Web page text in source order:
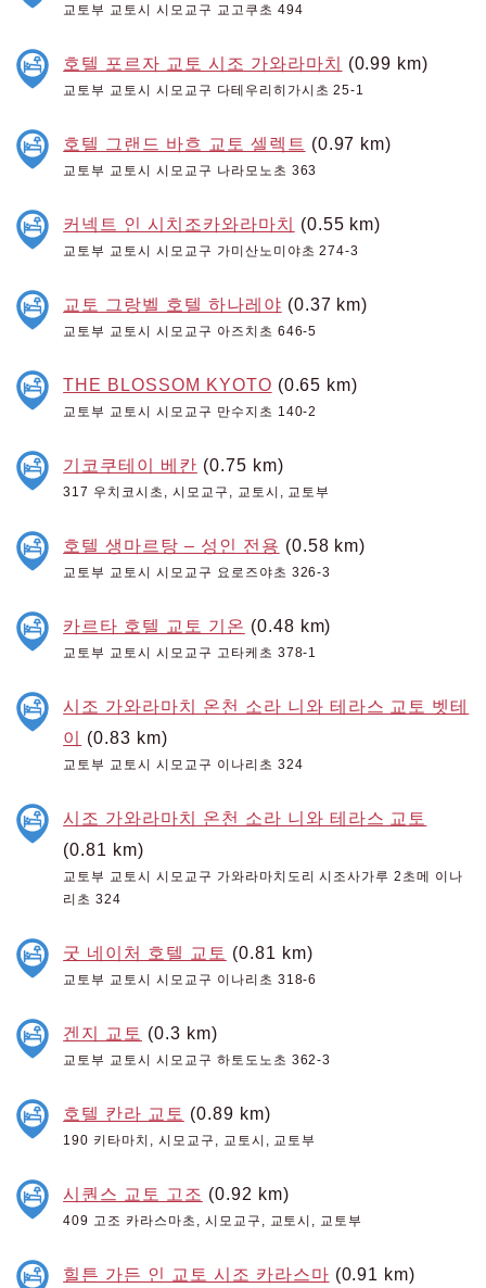
교토부 교토시 시모교구 교고쿠초 494
호텔 포르자 교토 시조 가와라마치 (0.99 km)
교토부 교토시 시모교구 다테우리히가시초 25-1
호텔 그랜드 바흐 교토 셀렉트 (0.97 km)
교토부 교토시 시모교구 나라모노초 363
커넥트 인 시치조카와라마치 (0.55 km)
교토부 교토시 시모교구 가미산노미야초 274-3
교토 그랑벨 호텔 하나레야 (0.37 km)
교토부 교토시 시모교구 아즈치초 646-5
THE BLOSSOM KYOTO (0.65 km)
교토부 교토시 시모교구 만수지초 140-2
기코쿠테이 베칸 (0.75 km)
317 우치코시초, 시모교구, 교토시, 교토부
호텔 생마르탕 – 성인 전용 (0.58 km)
교토부 교토시 시모교구 요로즈야초 326-3
카르타 호텔 교토 기온 (0.48 km)
교토부 교토시 시모교구 고타케초 378-1
시조 가와라마치 온천 소라 니와 테라스 교토 벳테
이 (0.83 km)
교토부 교토시 시모교구 이나리초 324
시조 가와라마치 온천 소라 니와 테라스 교토
(0.81 km)
교토부 교토시 시모교구 가와라마치도리 시조사가루 2초메 이나
리초 324
굿 네이처 호텔 교토 (0.81 km)
교토부 교토시 시모교구 이나리초 318-6
겐지 교토 (0.3 km)
교토부 교토시 시모교구 하토도노초 362-3
호텔 칸라 교토 (0.89 km)
190 키타마치, 시모교구, 교토시, 교토부
시퀀스 교토 고조 (0.92 km)
409 고조 카라스마초, 시모교구, 교토시, 교토부
힐튼 가든 인 교토 시조 카라스마 (0.91 km)